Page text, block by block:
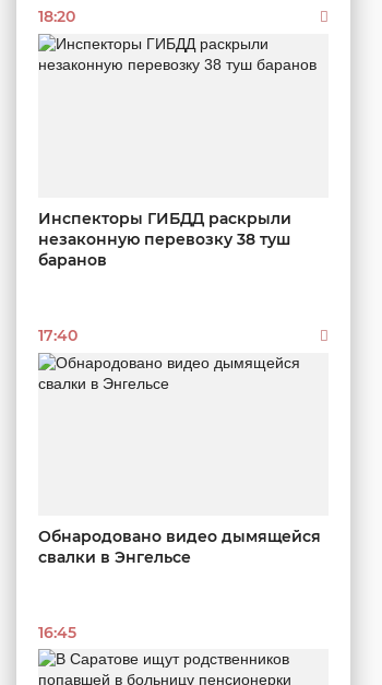
18:20
Инспекторы ГИБДД раскрыли
незаконную перевозку 38 туш
баранов
17:40
Обнародовано видео дымящейся
свалки в Энгельсе
16:45